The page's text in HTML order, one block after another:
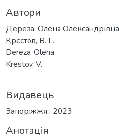
Автори
Дереза, Олена Олександрівна
Крєстов, В. Г.
Dereza, Olena
Krestov, V.
Видавець
Запоріжжя : 2023
Анотація